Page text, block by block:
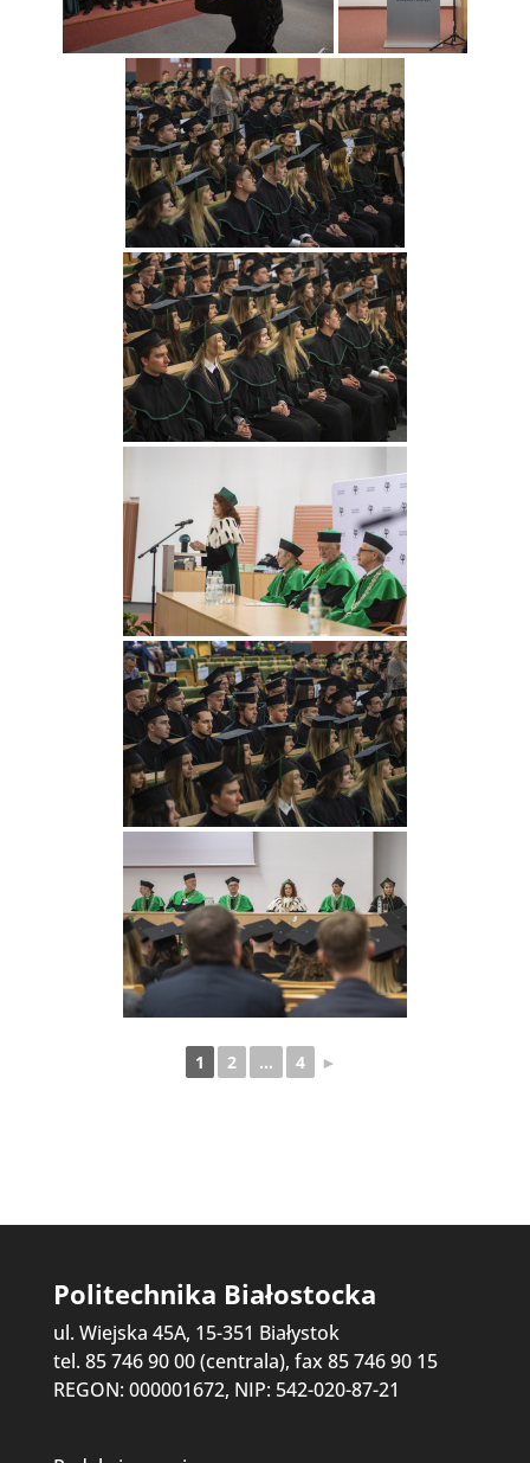
1 2 ... 4 ►
Politechnika Białostocka
ul. Wiejska 45A, 15-351 Białystok
tel. 85 746 90 00 (centrala), fax 85 746 90 15
REGON: 000001672, NIP: 542-020-87-21